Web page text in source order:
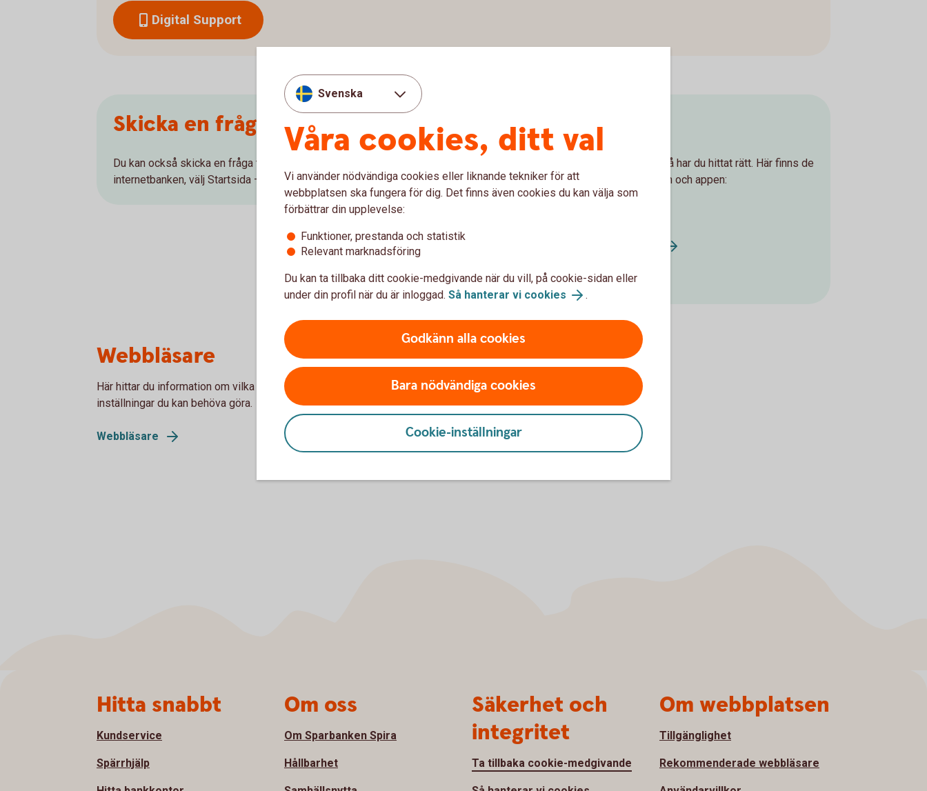
Digital Support
Skicka en fråga till oss
Du kan också skicka en fråga till oss när du är inloggad i
internetbanken, välj Startsida – Kontakta oss i menyn.
Frågor och svar
Är det något du behöver hjälp med? Då har du hittat rätt. Här finns de
vanligaste frågorna om internetbanken och appen:
Appen för företag
Webbläsare
Här hittar du information om vilka webbläsare vi rekommenderar och vilka
inställningar du kan behöva göra.
Webbläsare
Svenska
Våra cookies, ditt val
Vi använder nödvändiga cookies eller liknande tekniker för att
webbplatsen ska fungera för dig. Det finns även cookies du kan välja som
förbättrar din upplevelse:
Funktioner, prestanda och statistik
Relevant marknadsföring
Du kan ta tillbaka ditt cookie-medgivande när du vill, på cookie-sidan eller
under din profil när du är inloggad. Så hanterar vi cookies .
Godkänn alla cookies
Bara nödvändiga cookies
Cookie-inställningar
Hitta snabbt
Kundservice
Spärrhjälp
Om oss
Om Sparbanken Spira
Hållbarhet
Säkerhet och
integritet
Ta tillbaka cookie-medgivande
Om webbplatsen
Tillgänglighet
Rekommenderade webbläsare